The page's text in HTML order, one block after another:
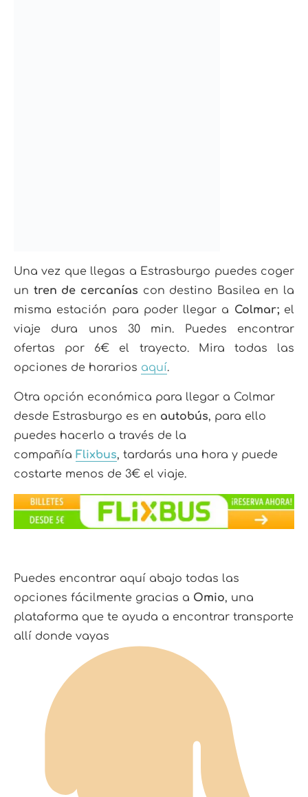
Una vez que llegas a Estrasburgo puedes coger
un tren de cercanías con destino Basilea en la
misma estación para poder llegar a Colmar; el
viaje dura unos 30 min. Puedes encontrar
ofertas por 6€ el trayecto. Mira todas las
opciones de horarios aquí.
Otra opción económica para llegar a Colmar
desde Estrasburgo es en autobús, para ello
puedes hacerlo a través de la
compañía Flixbus, tardarás una hora y puede
costarte menos de 3€ el viaje.
Puedes encontrar aquí abajo todas las
opciones fácilmente gracias a Omio, una
plataforma que te ayuda a encontrar transporte
allí donde vayas